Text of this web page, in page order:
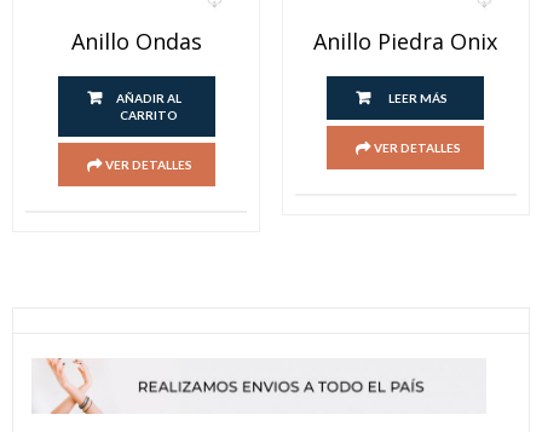
Anillo Ondas
AÑADIR AL
CARRITO
VER DETALLES
Anillo Piedra Onix
LEER MÁS
VER DETALLES